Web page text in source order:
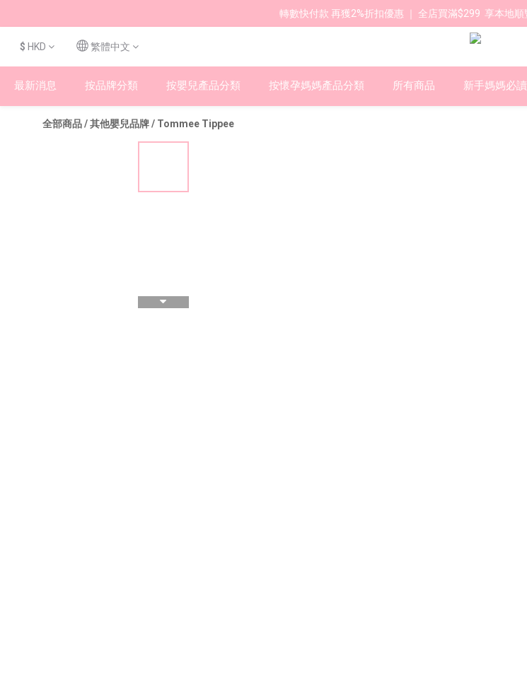
轉數快付款 再獲2%折扣優惠 ｜ 全店買滿$299  享本地
$ HKD 繁體中文
最新消息 按品牌分類 按嬰兒產品分類 按懷孕媽媽產品分類 所有商品 新手媽媽必讀
全部商品/其他嬰兒品牌/ Tommee Tippee